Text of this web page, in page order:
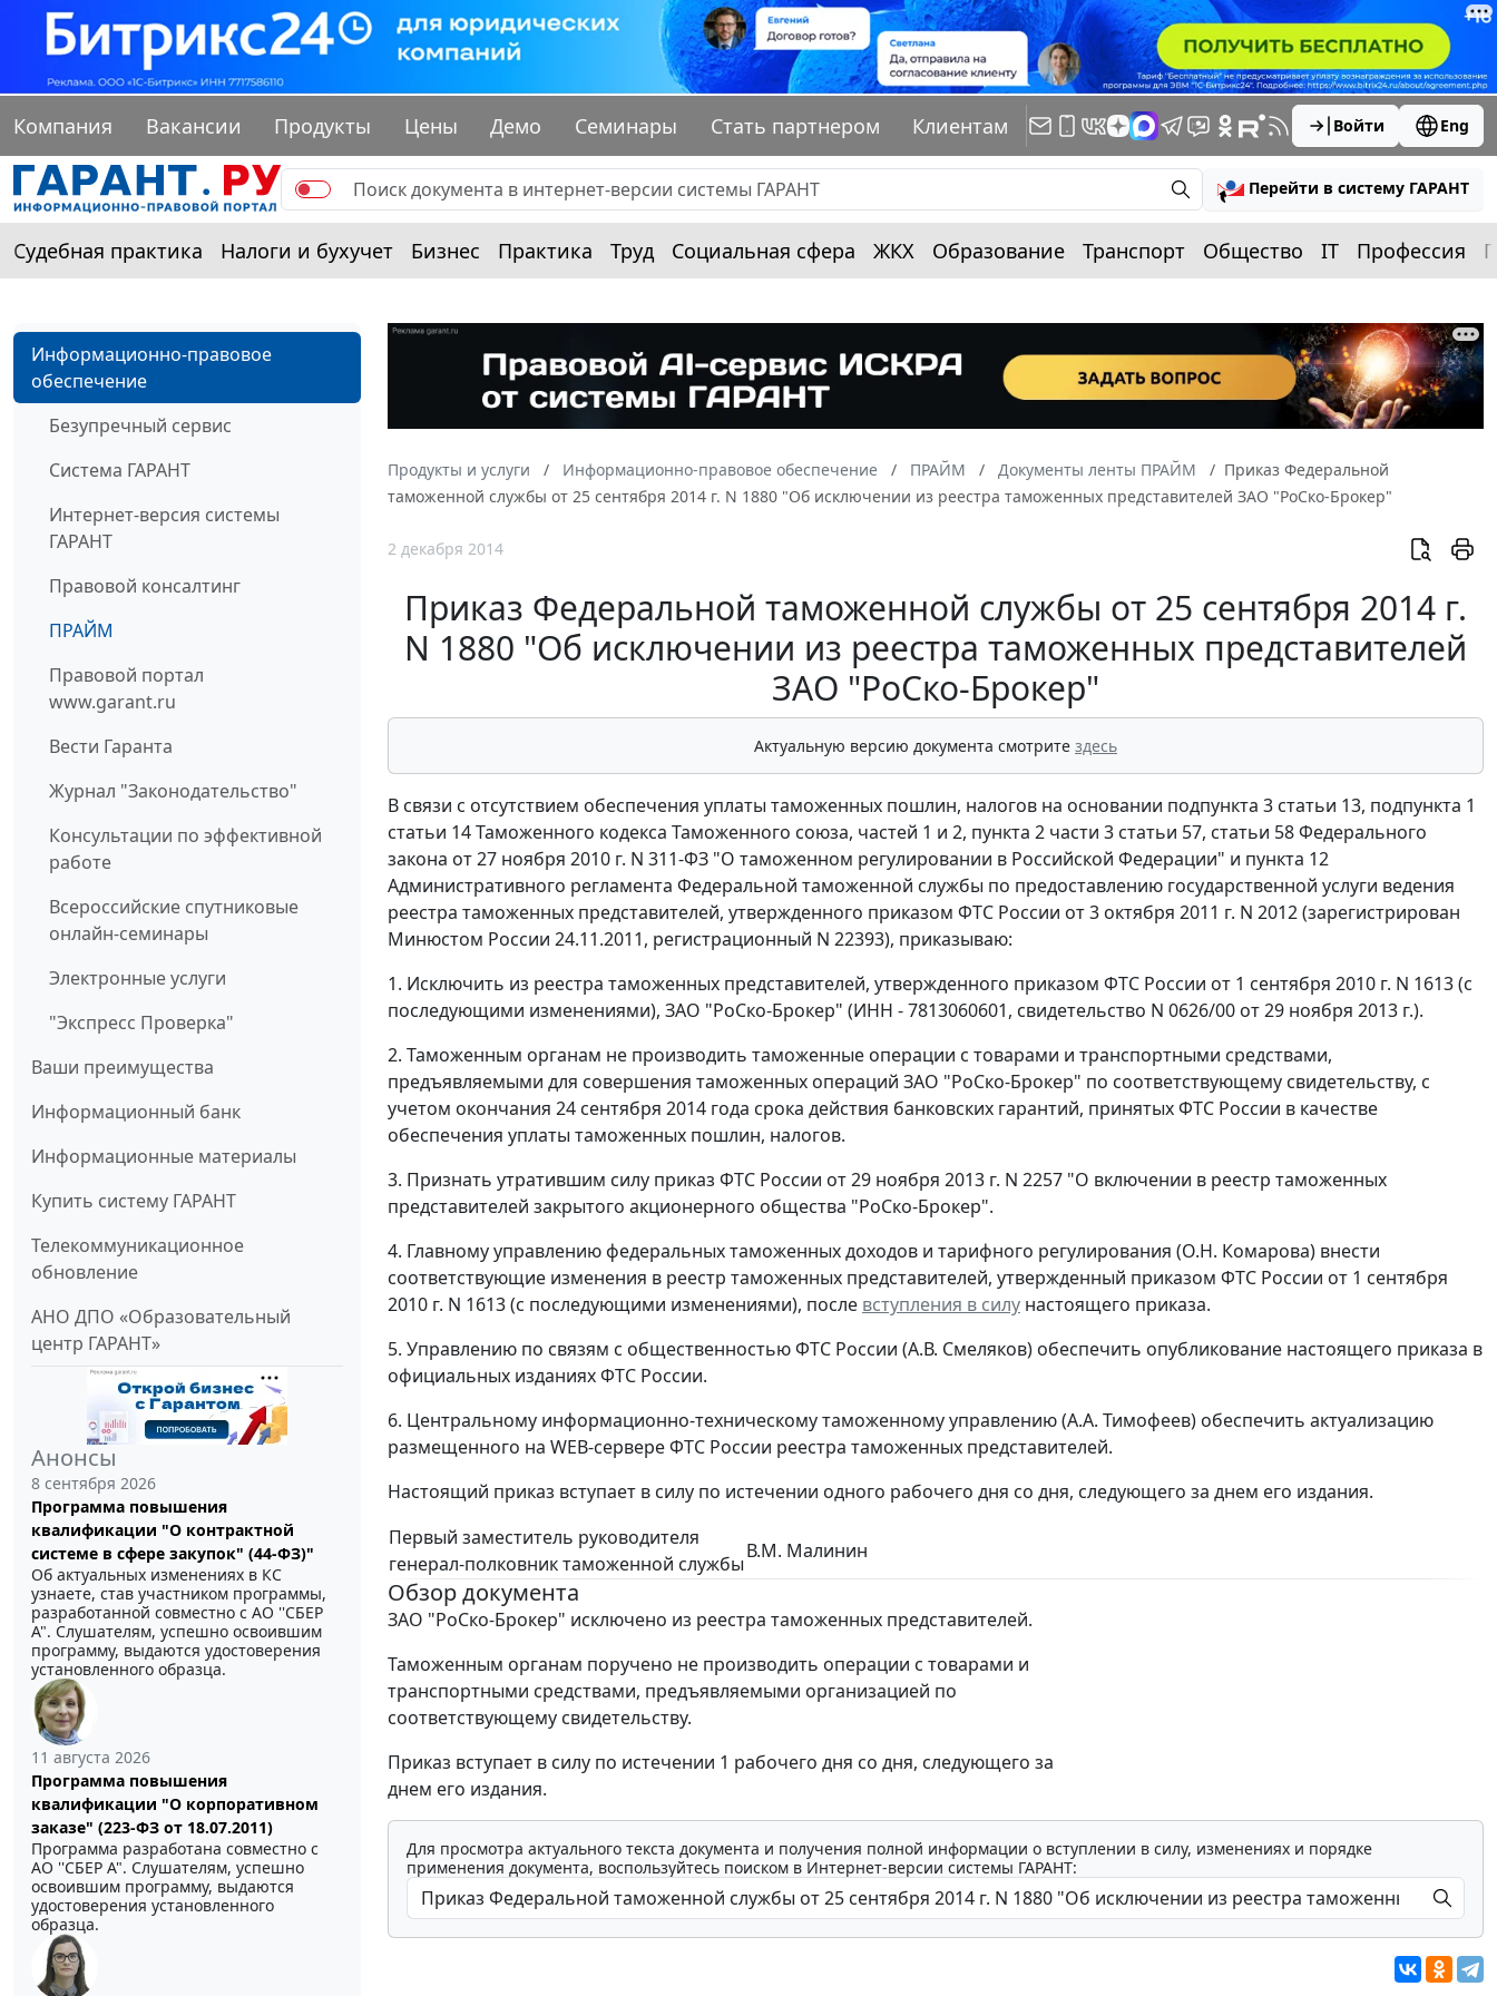
Компания Вакансии Продукты Цены Демо Семинары Стать партнером Клиентам Войти Eng
Перейти в систему ГАРАНТ
Судебная практика Налоги и бухучет Бизнес Практика Труд Социальная сфера ЖКХ Образование Транспорт Общество IT Профессия
Информационно-правовое
обеспечение
Безупречный сервис
Система ГАРАНТ
Интернет-версия системы
ГАРАНТ
Правовой консалтинг
ПРАЙМ
Правовой портал
www.garant.ru
Вести Гаранта
Журнал "Законодательство"
Консультации по эффективной
работе
Всероссийские спутниковые
онлайн-семинары
Электронные услуги
"Экспресс Проверка"
Ваши преимущества
Информационный банк
Информационные материалы
Купить систему ГАРАНТ
Телекоммуникационное
обновление
АНО ДПО «Образовательный
центр ГАРАНТ»
Анонсы
8 сентября 2026
Программа повышения
квалификации "О контрактной
системе в сфере закупок" (44-ФЗ)"
Об актуальных изменениях в КС
узнаете, став участником программы,
разработанной совместно с АО ''СБЕР
А". Слушателям, успешно освоившим
программу, выдаются удостоверения
установленного образца.
11 августа 2026
Программа повышения
квалификации "О корпоративном
заказе" (223-ФЗ от 18.07.2011)
Программа разработана совместно с
АО ''СБЕР А". Слушателям, успешно
освоившим программу, выдаются
удостоверения установленного
образца.
Продукты и услуги Информационно-правовое обеспечение ПРАЙМ Документы ленты ПРАЙМ
Приказ Федеральной
таможенной службы от 25 сентября 2014 г. N 1880 "Об исключении из реестра таможенных представителей ЗАО "РоСко-Брокер"
2 декабря 2014
Приказ Федеральной таможенной службы от 25 сентября 2014 г.
N 1880 "Об исключении из реестра таможенных представителей
ЗАО "РоСко-Брокер"
Актуальную версию документа смотрите здесь
В связи с отсутствием обеспечения уплаты таможенных пошлин, налогов на основании подпункта 3 статьи 13, подпункта 1
статьи 14 Таможенного кодекса Таможенного союза, частей 1 и 2, пункта 2 части 3 статьи 57, статьи 58 Федерального
закона от 27 ноября 2010 г. N 311-ФЗ "О таможенном регулировании в Российской Федерации" и пункта 12
Административного регламента Федеральной таможенной службы по предоставлению государственной услуги ведения
реестра таможенных представителей, утвержденного приказом ФТС России от 3 октября 2011 г. N 2012 (зарегистрирован
Минюстом России 24.11.2011, регистрационный N 22393), приказываю:
1. Исключить из реестра таможенных представителей, утвержденного приказом ФТС России от 1 сентября 2010 г. N 1613 (с
последующими изменениями), ЗАО "РоСко-Брокер" (ИНН - 7813060601, свидетельство N 0626/00 от 29 ноября 2013 г.).
2. Таможенным органам не производить таможенные операции с товарами и транспортными средствами,
предъявляемыми для совершения таможенных операций ЗАО "РоСко-Брокер" по соответствующему свидетельству, с
учетом окончания 24 сентября 2014 года срока действия банковских гарантий, принятых ФТС России в качестве
обеспечения уплаты таможенных пошлин, налогов.
3. Признать утратившим силу приказ ФТС России от 29 ноября 2013 г. N 2257 "О включении в реестр таможенных
представителей закрытого акционерного общества "РоСко-Брокер".
4. Главному управлению федеральных таможенных доходов и тарифного регулирования (О.Н. Комарова) внести
соответствующие изменения в реестр таможенных представителей, утвержденный приказом ФТС России от 1 сентября
2010 г. N 1613 (с последующими изменениями), после вступления в силу настоящего приказа.
5. Управлению по связям с общественностью ФТС России (А.В. Смеляков) обеспечить опубликование настоящего приказа в
официальных изданиях ФТС России.
6. Центральному информационно-техническому таможенному управлению (А.А. Тимофеев) обеспечить актуализацию
размещенного на WEB-сервере ФТС России реестра таможенных представителей.
Настоящий приказ вступает в силу по истечении одного рабочего дня со дня, следующего за днем его издания.
Первый заместитель руководителя
генерал-полковник таможенной службы
В.М. Малинин
Обзор документа
ЗАО "РоСко-Брокер" исключено из реестра таможенных представителей.
Таможенным органам поручено не производить операции с товарами и
транспортными средствами, предъявляемыми организацией по
соответствующему свидетельству.
Приказ вступает в силу по истечении 1 рабочего дня со дня, следующего за
днем его издания.
Для просмотра актуального текста документа и получения полной информации о вступлении в силу, изменениях и порядке
применения документа, воспользуйтесь поиском в Интернет-версии системы ГАРАНТ: